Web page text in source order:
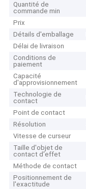
Quantité de
commande min
Prix
Détails d'emballage
Délai de livraison
Conditions de
paiement
Capacité
d'approvisionnement
Technologie de
contact
Point de contact
Résolution
Vitesse de curseur
Taille d'objet de
contact d'effet
Méthode de contact
Positionnement de
l'exactitude